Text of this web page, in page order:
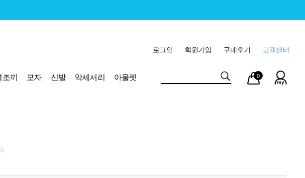
고객센터
구매후기
회원가입
로그인
끼 모자 신발 악세서리
아울렛
마이
페이
장바
구니
0
.